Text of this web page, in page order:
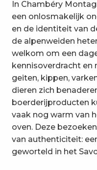
In Chambéry
een onlosmakelijk
en de identiteit van
de alpenweiden
welkom om een
kennisoverdracht en
geiten, kippen,
dieren zich
boerderijproducten
vaak nog warm van
oven. Deze
van authenticiteit:
geworteld in het